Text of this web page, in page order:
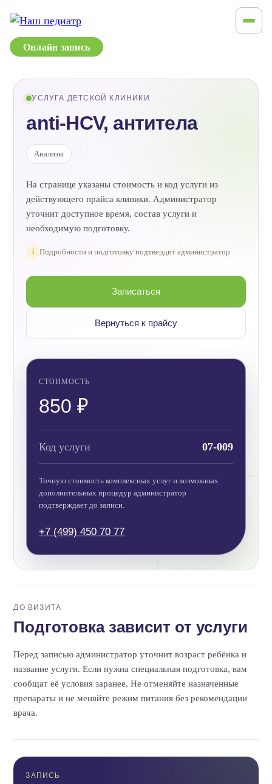
Онлайн запись
УСЛУГА ДЕТСКОЙ КЛИНИКИ
anti-HCV, антитела
Анализы
На странице указаны стоимость и код услуги из
действующего прайса клиники. Администратор
уточнит доступное время, состав услуги и
необходимую подготовку.
i Подробности и подготовку подтвердит администратор
Записаться
Вернуться к прайсу
СТОИМОСТЬ
850 ₽
Код услуги 07-009
Точную стоимость комплексных услуг и возможных
дополнительных процедур администратор
подтверждает до записи.
+7 (499) 450 70 77
ДО ВИЗИТА
Подготовка зависит от услуги
Перед записью администратор уточнит возраст ребёнка и
название услуги. Если нужна специальная подготовка, вам
сообщат её условия заранее. Не отменяйте назначенные
препараты и не меняйте режим питания без рекомендации
врача.
ЗАПИСЬ